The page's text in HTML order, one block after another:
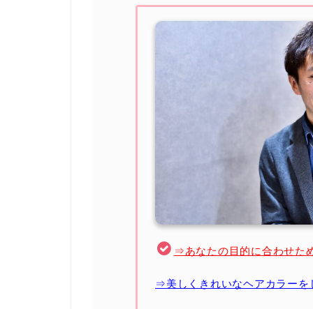
⇒あなたの目的に合わせた
⇒美しくきれいなヘアカラーを